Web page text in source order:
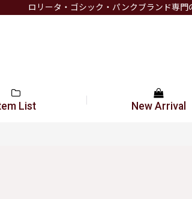
ロリータ・ゴシック・パンクブランド専門
List New Arrival